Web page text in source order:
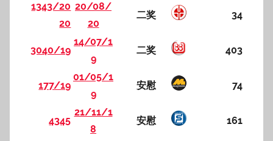
1343/20
20
20/08/
20
二奖 34
3040/19
14/07/1
9
二奖 403
177/19
01/05/1
9
安慰 74
4345
21/11/1
8
安慰 161